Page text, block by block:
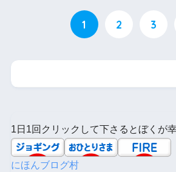
1 2 3
1日1回クリックして下さるとぼくが
にほんブログ村